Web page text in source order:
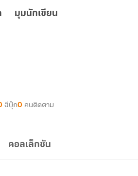
มุมนักเขียน
อีบุ๊ก0 คนติดตาม
คอลเล็กชัน